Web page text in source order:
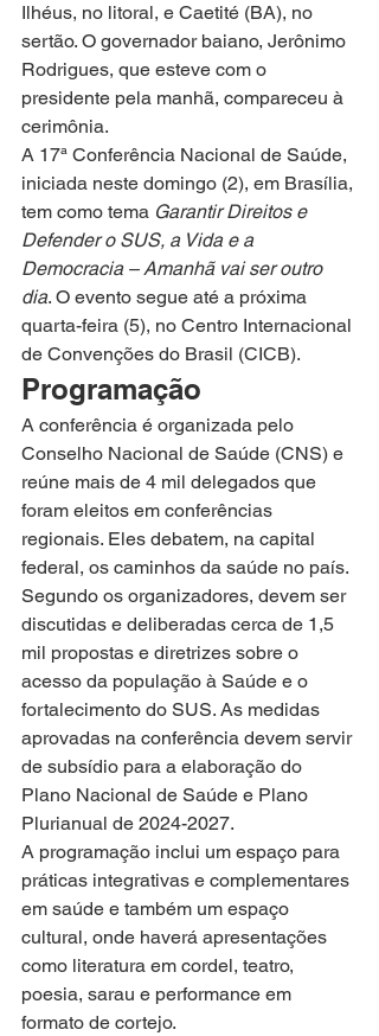
Ilhéus, no litoral, e Caetité (BA), no
sertão. O governador baiano, Jerônimo
Rodrigues, que esteve com o
presidente pela manhã, compareceu à
cerimônia.
A 17ª Conferência Nacional de Saúde,
iniciada neste domingo (2), em Brasília,
tem como tema Garantir Direitos e
Defender o SUS, a Vida e a
Democracia – Amanhã vai ser outro
dia. O evento segue até a próxima
quarta-feira (5), no Centro Internacional
de Convenções do Brasil (CICB).
Programação
A conferência é organizada pelo
Conselho Nacional de Saúde (CNS) e
reúne mais de 4 mil delegados que
foram eleitos em conferências
regionais. Eles debatem, na capital
federal, os caminhos da saúde no país.
Segundo os organizadores, devem ser
discutidas e deliberadas cerca de 1,5
mil propostas e diretrizes sobre o
acesso da população à Saúde e o
fortalecimento do SUS. As medidas
aprovadas na conferência devem servir
de subsídio para a elaboração do
Plano Nacional de Saúde e Plano
Plurianual de 2024-2027.
A programação inclui um espaço para
práticas integrativas e complementares
em saúde e também um espaço
cultural, onde haverá apresentações
como literatura em cordel, teatro,
poesia, sarau e performance em
formato de cortejo.